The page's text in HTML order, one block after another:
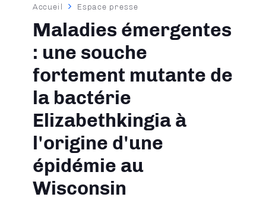
Fil
d'Ariane
Accueil Espace presse
Maladies émergentes
: une souche
fortement mutante de
la bactérie
Elizabethkingia à
l'origine d'une
épidémie au
Wisconsin